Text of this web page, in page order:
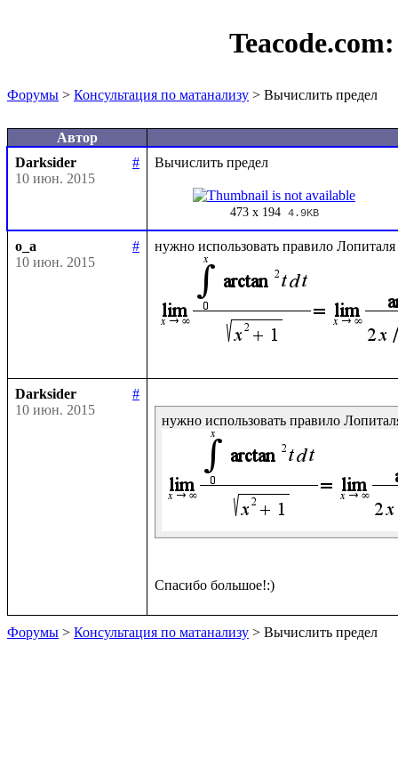
Форумы > Консультация по матанализу > Вычислить предел
Автор
Darksider
#
10 июн. 2015
473 x 194 4.9KB
o_a
#
10 июн. 2015
Darksider
#
10 июн. 2015
Форумы > Консультация по матанализу > Вычислить предел